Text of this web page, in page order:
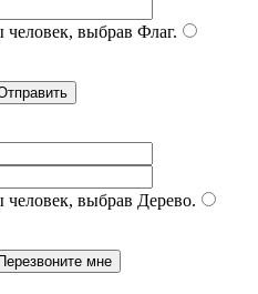
выбрав Флаг.
выбрав Дерево.